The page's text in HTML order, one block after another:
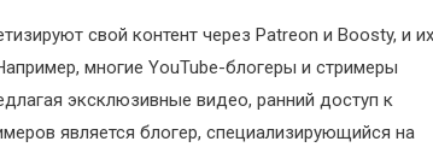
свой контент через Patreon и Boosty, и их
многие YouTube-блогеры и стримеры
эксклюзивные видео, ранний доступ к
является блогер, специализирующийся на